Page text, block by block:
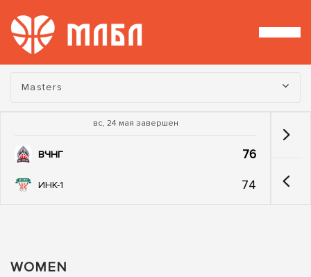
Турнир:
Masters
вс, 24 мая завершен
ВЧНГ 76
ИНК-1 74
WOMEN